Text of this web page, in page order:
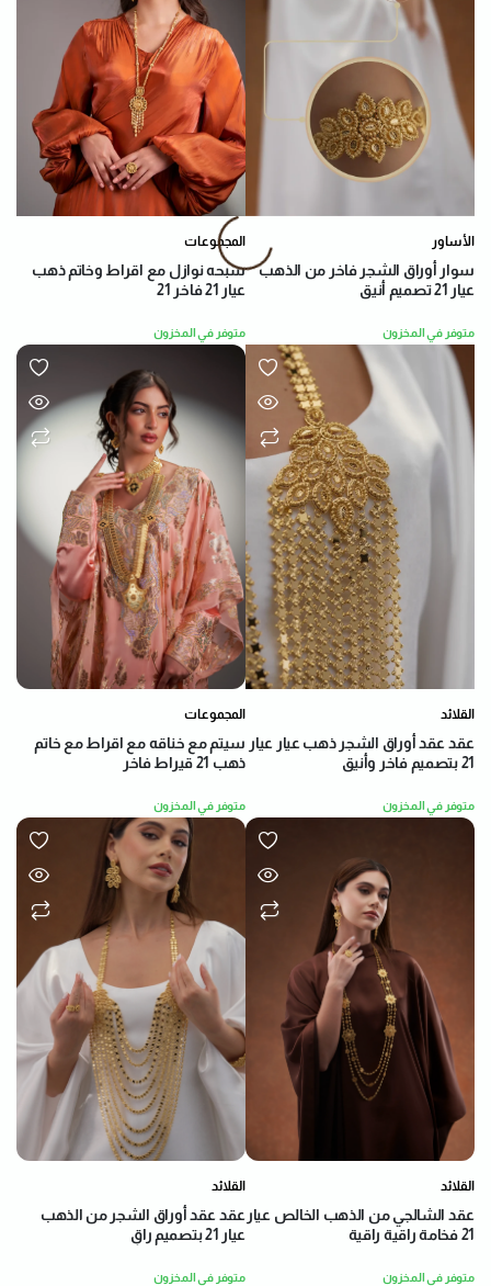
المجموعات
سبحه نوازل مع اقراط وخاتم ذهب
عيار 21 فاخر 21
متوفر في المخزون
الأساور
سوار أوراق الشجر فاخر من الذهب
عيار 21 تصميم أنيق
متوفر في المخزون
المجموعات
سيتم مع خناقه مع اقراط مع خاتم
ذهب 21 قيراط فاخر
متوفر في المخزون
القلائد
عقد عقد أوراق الشجر ذهب عيار عيار
21 بتصميم فاخر وأنيق
متوفر في المخزون
القلائد
عقد عقد أوراق الشجر من الذهب
عيار 21 بتصميم راقٍ
متوفر في المخزون
القلائد
عقد الشالجي من الذهب الخالص عيار
21 فخامة راقية راقية
متوفر في المخزون